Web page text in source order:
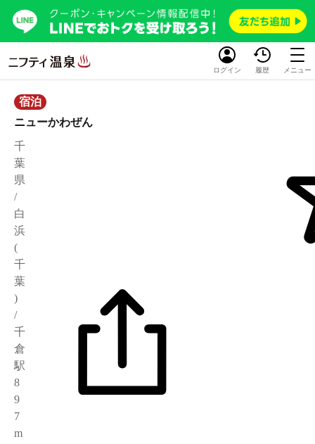
ログイン 履歴 メニュー
宿泊
ニューかわぜん
千
葉
県
/
白
浜
(
千
葉
)
/
千
倉
駅
8
9
7
m